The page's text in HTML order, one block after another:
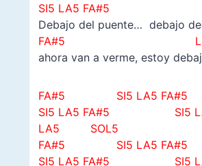
SI5 LA5
Debajo del puente… debajo
FA#5
ahora van a verme, estoy
FA#5 SI5 LA5 FA#5
SI5 LA5 FA#5
SI5
LA5 SOL5
FA#5 SI5 LA5 FA#5
SI5 LA5 FA#5
SI5